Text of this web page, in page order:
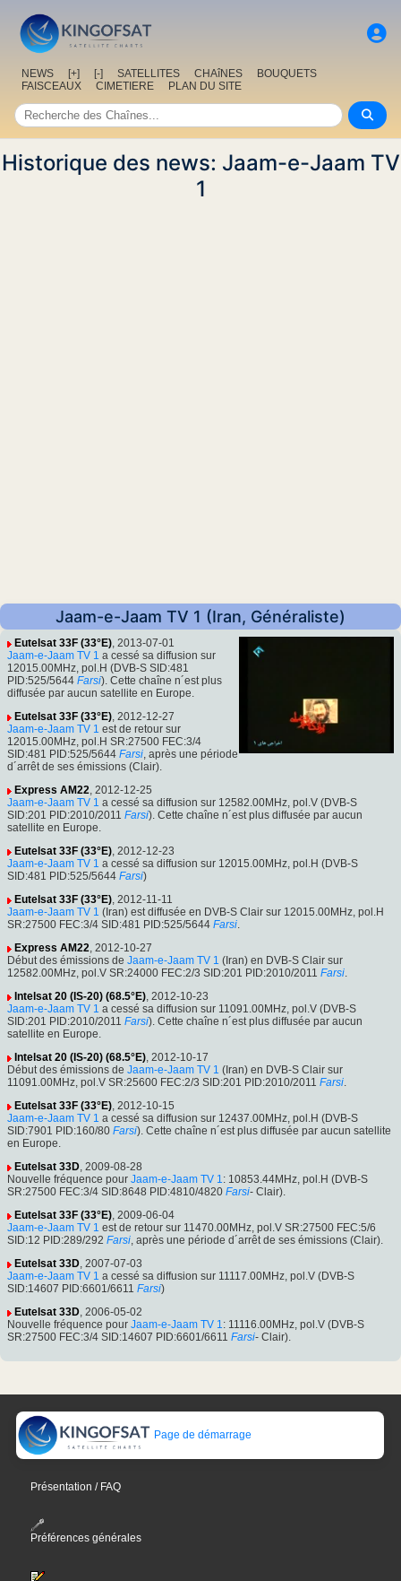
NEWS [+] [-] SATELLITES CHAîNES
BOUQUETS
FAISCEAUX
CIMETIERE PLAN DU SITE
Historique des news: Jaam-e-Jaam TV
1
Jaam-e-Jaam TV 1 (Iran, Généraliste)
Eutelsat 33F (33°E), 2013-07-01
Jaam-e-Jaam TV 1 a cessé sa diffusion sur
12015.00MHz, pol.H (DVB-S SID:481
PID:525/5644 Farsi). Cette chaîne n´est plus
diffusée par aucun satellite en Europe.
Eutelsat 33F (33°E), 2012-12-27
Jaam-e-Jaam TV 1 est de retour sur
12015.00MHz, pol.H SR:27500 FEC:3/4
SID:481 PID:525/5644 Farsi, après une période
d´arrêt de ses émissions (Clair).
Express AM22, 2012-12-25
Jaam-e-Jaam TV 1 a cessé sa diffusion sur 12582.00MHz, pol.V (DVB-S
SID:201 PID:2010/2011 Farsi). Cette chaîne n´est plus diffusée par aucun
satellite en Europe.
Eutelsat 33F (33°E), 2012-12-23
Jaam-e-Jaam TV 1 a cessé sa diffusion sur 12015.00MHz, pol.H (DVB-S
SID:481 PID:525/5644 Farsi)
Eutelsat 33F (33°E), 2012-11-11
Jaam-e-Jaam TV 1 (Iran) est diffusée en DVB-S Clair sur 12015.00MHz, pol.H
SR:27500 FEC:3/4 SID:481 PID:525/5644 Farsi.
Express AM22, 2012-10-27
Début des émissions de Jaam-e-Jaam TV 1 (Iran) en DVB-S Clair sur
12582.00MHz, pol.V SR:24000 FEC:2/3 SID:201 PID:2010/2011 Farsi.
Intelsat 20 (IS-20) (68.5°E), 2012-10-23
Jaam-e-Jaam TV 1 a cessé sa diffusion sur 11091.00MHz, pol.V (DVB-S
SID:201 PID:2010/2011 Farsi). Cette chaîne n´est plus diffusée par aucun
satellite en Europe.
Intelsat 20 (IS-20) (68.5°E), 2012-10-17
Début des émissions de Jaam-e-Jaam TV 1 (Iran) en DVB-S Clair sur
11091.00MHz, pol.V SR:25600 FEC:2/3 SID:201 PID:2010/2011 Farsi.
Eutelsat 33F (33°E), 2012-10-15
Jaam-e-Jaam TV 1 a cessé sa diffusion sur 12437.00MHz, pol.H (DVB-S
SID:7901 PID:160/80 Farsi). Cette chaîne n´est plus diffusée par aucun satellite
en Europe.
Eutelsat 33D, 2009-08-28
Nouvelle fréquence pour Jaam-e-Jaam TV 1: 10853.44MHz, pol.H (DVB-S
SR:27500 FEC:3/4 SID:8648 PID:4810/4820 Farsi- Clair).
Eutelsat 33F (33°E), 2009-06-04
Jaam-e-Jaam TV 1 est de retour sur 11470.00MHz, pol.V SR:27500 FEC:5/6
SID:12 PID:289/292 Farsi, après une période d´arrêt de ses émissions (Clair).
Eutelsat 33D, 2007-07-03
Jaam-e-Jaam TV 1 a cessé sa diffusion sur 11117.00MHz, pol.V (DVB-S
SID:14607 PID:6601/6611 Farsi)
Eutelsat 33D, 2006-05-02
Nouvelle fréquence pour Jaam-e-Jaam TV 1: 11116.00MHz, pol.V (DVB-S
SR:27500 FEC:3/4 SID:14607 PID:6601/6611 Farsi- Clair).
Page de démarrage
Présentation / FAQ
Préférences générales